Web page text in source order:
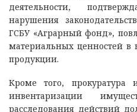
деятельности,
нарушения
ГСБУ «Аграрный фонд»,
материальных ценностей в
продукции.
Кроме того, прокуратура
инвентаризации
расследования действий